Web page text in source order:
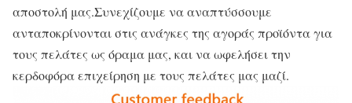
αποστολή μας.Συνεχίζουμε να αναπτύσσουμε
ανταποκρίνονται στις ανάγκες της αγοράς προϊόντα για
τους πελάτες ως όραμα μας, και να ωφελήσει την
κερδοφόρα επιχείρηση με τους πελάτες μας μαζί.